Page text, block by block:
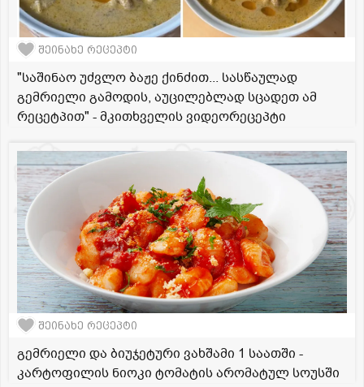
შეინახე რეცეპტი
"საშინაო უძვლო ბაჟე ქინძით... სასწაულად
გემრიელი გამოდის, აუცილებლად სცადეთ ამ
რეცეტპით" - მკითხველის ვიდეორეცეპტი
შეინახე რეცეპტი
გემრიელი და ბიუჯეტური ვახშამი 1 საათში -
კარტოფილის ნიოკი ტომატის არომატულ სოუსში